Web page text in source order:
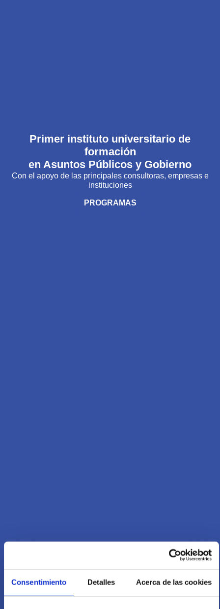
Consentimiento Detalles Acerca de las cookies
Primer instituto universitario de
formación
en Asuntos Públicos y Gobierno
Con el apoyo de las principales consultoras, empresas e
instituciones
PROGRAMAS